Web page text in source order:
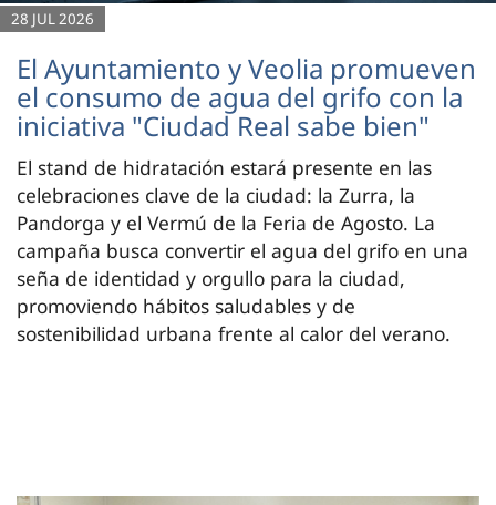
28 JUL 2026
El Ayuntamiento y Veolia promueven
el consumo de agua del grifo con la
iniciativa "Ciudad Real sabe bien"
El stand de hidratación estará presente en las
celebraciones clave de la ciudad: la Zurra, la
Pandorga y el Vermú de la Feria de Agosto. La
campaña busca convertir el agua del grifo en una
seña de identidad y orgullo para la ciudad,
promoviendo hábitos saludables y de
sostenibilidad urbana frente al calor del verano.